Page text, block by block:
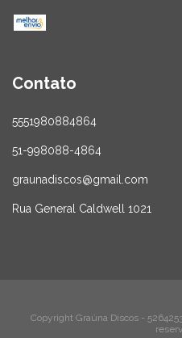
Contato
5551980884864
51-998088-4864
graunadiscos@gmail.com
Rua General Caldwell 1021
Copyright Graúna Discos -